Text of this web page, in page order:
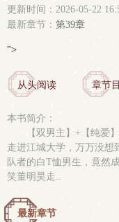
更新时间：2026-05-22
最新章节： 第39章
">
从头阅读 章节
本书简介：
【双男主】+【纯爱
走进江城大学，万万没想
队者的白T恤男生，竟然
笑董明昊走..
最新章节